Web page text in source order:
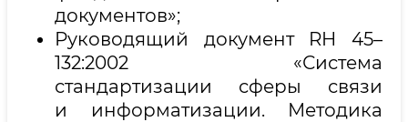
документов»;
Руководящий документ RH 45–
132:2002 «Система
стандартизации сферы связи
и информатизации. Методика